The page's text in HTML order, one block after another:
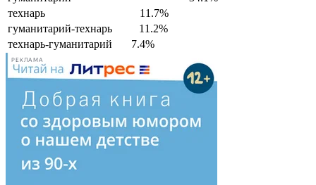
технарь
11.7%
гуманитарий-технарь
11.2%
технарь-гуманитарий
7.4%
РЕКЛАМА